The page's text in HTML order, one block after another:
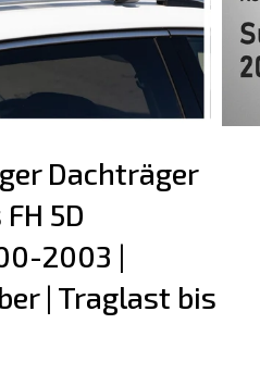
Dachträger
5D
2003 |
| Traglast bis